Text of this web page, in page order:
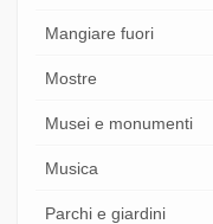
Mangiare fuori
Mostre
Musei e monumenti
Musica
Parchi e giardini